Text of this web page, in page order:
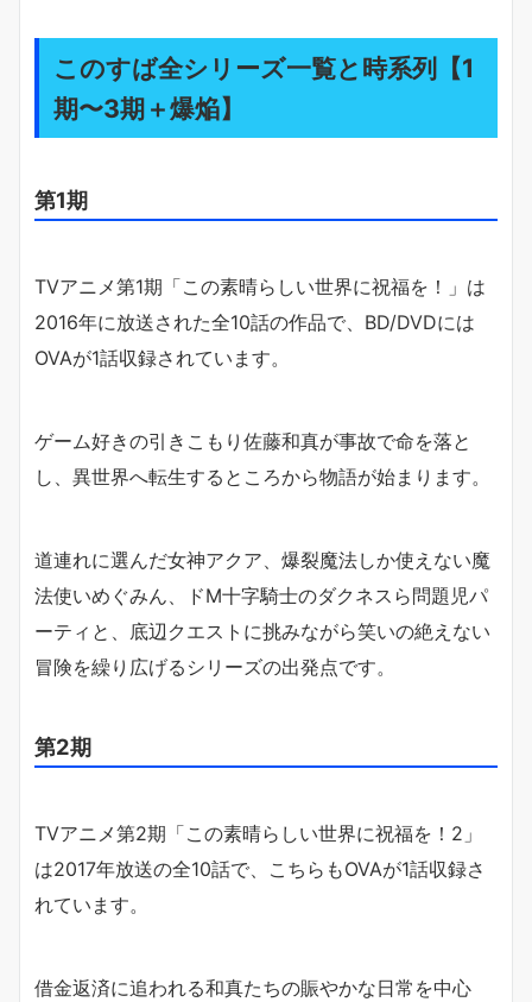
このすば全シリーズ一覧と時系列【1
期〜3期＋爆焔】
第1期
TVアニメ第1期「この素晴らしい世界に祝福を！」は
2016年に放送された全10話の作品で、BD/DVDには
OVAが1話収録されています。
ゲーム好きの引きこもり佐藤和真が事故で命を落と
し、異世界へ転生するところから物語が始まります。
道連れに選んだ女神アクア、爆裂魔法しか使えない魔
法使いめぐみん、ドM十字騎士のダクネスら問題児パ
ーティと、底辺クエストに挑みながら笑いの絶えない
冒険を繰り広げるシリーズの出発点です。
第2期
TVアニメ第2期「この素晴らしい世界に祝福を！2」
は2017年放送の全10話で、こちらもOVAが1話収録さ
れています。
借金返済に追われる和真たちの賑やかな日常を中心